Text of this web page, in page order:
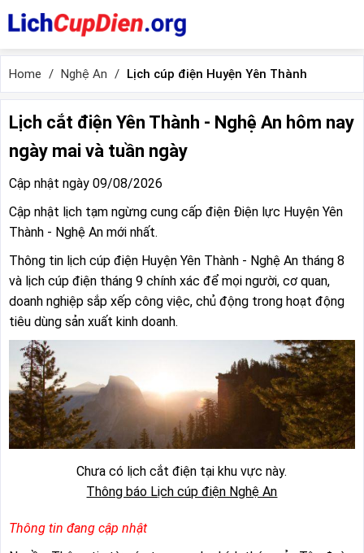
Home Nghệ An Lịch cúp điện Huyện Yên Thành
Lịch cắt điện Yên Thành - Nghệ An hôm nay
ngày mai và tuần ngày
Cập nhật ngày 09/08/2026
Cập nhật lịch tạm ngừng cung cấp điện Điện lực Huyện Yên
Thành - Nghệ An mới nhất.
Thông tin lịch cúp điện Huyện Yên Thành - Nghệ An tháng 8
và lịch cúp điện tháng 9 chính xác để mọi người, cơ quan,
doanh nghiệp sắp xếp công việc, chủ động trong hoạt động
tiêu dùng sản xuất kinh doanh.
Chưa có lịch cắt điện tại khu vực này.
Thông báo Lịch cúp điện Nghệ An
Thông tin đang cập nhật